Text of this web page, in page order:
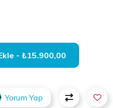
Sepete Ekle - ₺15.900,00
Yorum Yap